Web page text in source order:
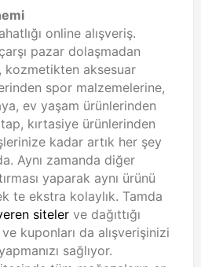
online alışveriş.
pazar dolaşmadan
kozmetikten aksesuar
spor malzemelerine,
ev yaşam ürünlerinden
kırtasiye ürünlerinden
kadar artık her şey
Aynı zamanda diğer
yaparak aynı ürünü
te ekstra kolaylık. Tamda
siteler ve dağıttığı
kuponları da alışverişinizi
sağlıyor.